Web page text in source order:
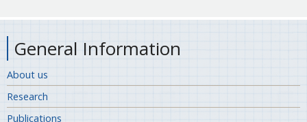
General Information
About us
Research
Publications